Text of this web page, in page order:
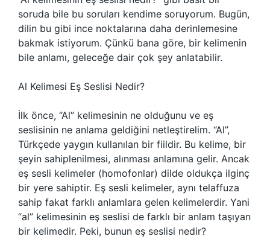
soruda bile bu soruları kendime soruyorum. Bugün,
dilin bu gibi ince noktalarına daha derinlemesine
bakmak istiyorum. Çünkü bana göre, bir kelimenin
bile anlamı, geleceğe dair çok şey anlatabilir.
Al Kelimesi Eş Seslisi Nedir?
İlk önce, “Al” kelimesinin ne olduğunu ve eş
seslisinin ne anlama geldiğini netleştirelim. “Al”,
Türkçede yaygın kullanılan bir fiildir. Bu kelime, bir
şeyin sahiplenilmesi, alınması anlamına gelir. Ancak
eş sesli kelimeler (homofonlar) dilde oldukça ilginç
bir yere sahiptir. Eş sesli kelimeler, aynı telaffuza
sahip fakat farklı anlamlara gelen kelimelerdir. Yani
“al” kelimesinin eş seslisi de farklı bir anlam taşıyan
bir kelimedir. Peki, bunun eş seslisi nedir?